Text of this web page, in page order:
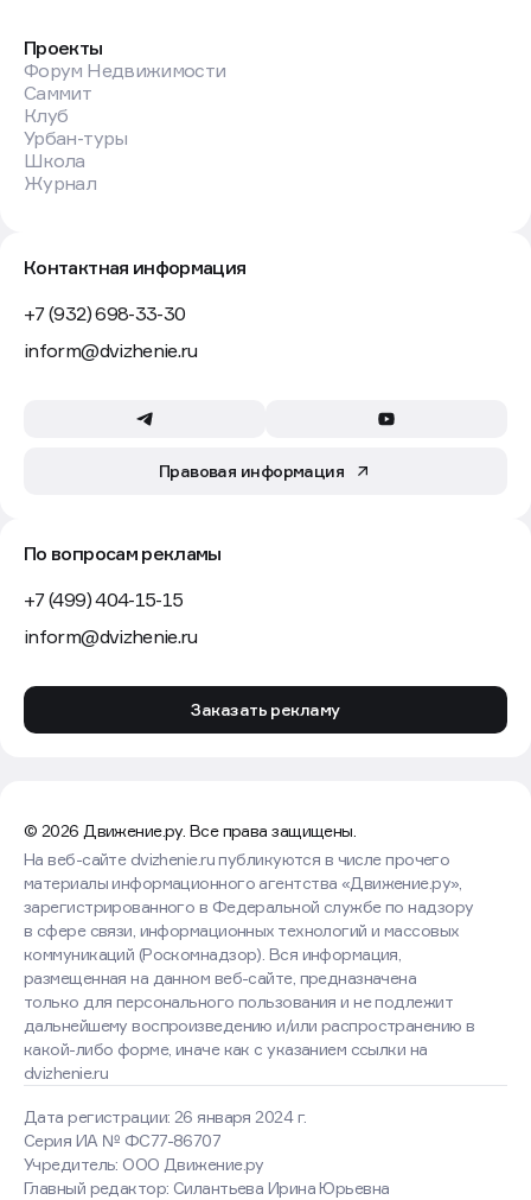
Проекты
Форум Недвижимости
Саммит
Клуб
Урбан-туры
Школа
Журнал
Контактная информация
+7 (932) 698-33-30
inform@dvizhenie.ru
Правовая информация
По вопросам рекламы
+7 (499) 404-15-15
inform@dvizhenie.ru
Заказать рекламу
© 2026 Движение.ру. Все права защищены.
Дата регистрации: 26 января 2024 г.
Серия ИА № ФС77-86707
Учредитель: ООО Движение.ру
Главный редактор: Силантьева Ирина Юрьевна
На веб-сайте dvizhenie.ru публикуются в числе прочего
материалы информационного агентства «Движение.ру»,
зарегистрированного в Федеральной службе по надзору
в сфере связи, информационных технологий и массовых
коммуникаций (Роскомнадзор). Вся информация,
размещенная на данном веб-сайте, предназначена
только для персонального пользования и не подлежит
дальнейшему воспроизведению и/или распространению в
какой-либо форме, иначе как с указанием ссылки на
dvizhenie.ru